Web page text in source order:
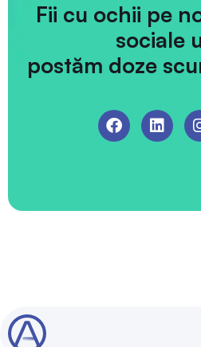
Fii cu ochii pe
sociale
postăm doze